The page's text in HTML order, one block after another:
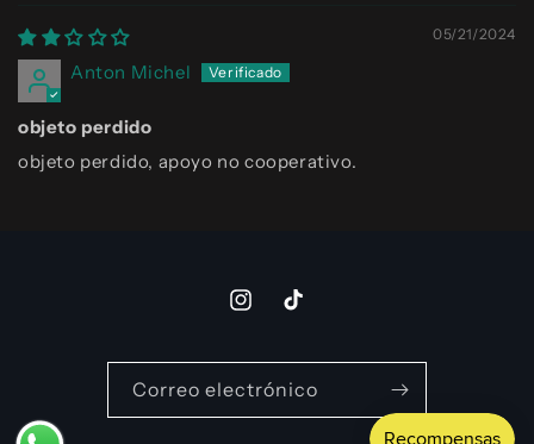
05/21/2024
Anton Michel
objeto perdido
objeto perdido, apoyo no cooperativo.
InstagramTikTok
Correo electrónico